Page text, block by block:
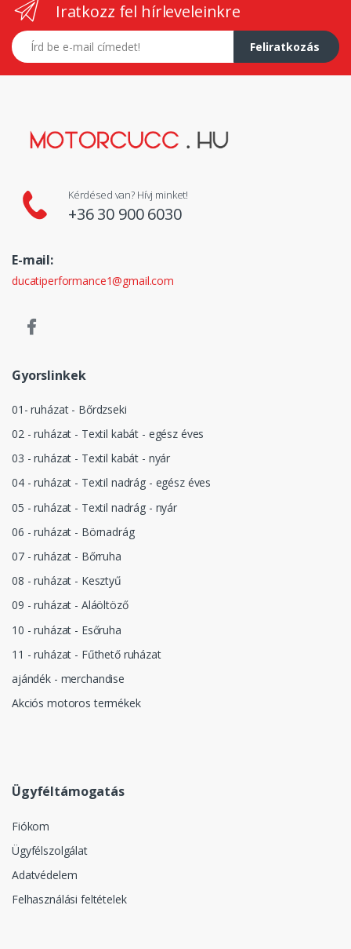
Iratkozz fel hírleveleinkre
E-mail címed
Feliratkozás
Kérdésed van? Hívj minket!
+36 30 900 6030
E-mail:
ducatiperformance1@gmail.com
Gyorslinkek
01- ruházat - Bőrdzseki
02 - ruházat - Textil kabát - egész éves
03 - ruházat - Textil kabát - nyár
04 - ruházat - Textil nadrág - egész éves
05 - ruházat - Textil nadrág - nyár
06 - ruházat - Börnadrág
07 - ruházat - Bőrruha
08 - ruházat - Kesztyű
09 - ruházat - Aláöltöző
10 - ruházat - Esőruha
11 - ruházat - Fűthető ruházat
ajándék - merchandise
Akciós motoros termékek
Ügyféltámogatás
Fiókom
Ügyfélszolgálat
Adatvédelem
Felhasználási feltételek